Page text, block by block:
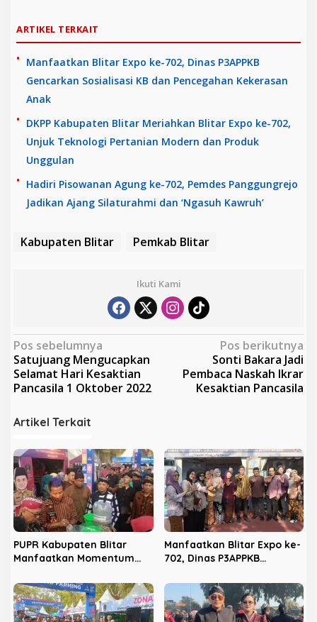
ARTIKEL TERKAIT
Manfaatkan Blitar Expo ke-702, Dinas P3APPKB
Gencarkan Sosialisasi KB dan Pencegahan Kekerasan
Anak
DKPP Kabupaten Blitar Meriahkan Blitar Expo ke-702,
Unjuk Teknologi Pertanian Modern dan Produk
Unggulan
Hadiri Pisowanan Agung ke-702, Pemdes Panggungrejo
Jadikan Ajang Silaturahmi dan ‘Ngasuh Kawruh’
Kabupaten Blitar Pemkab Blitar
Ikuti Kami
N
a
v
g
a
s
i
p
o
s
Pos sebelumnya
Satujuang Mengucapkan
Selamat Hari Kesaktian
Pancasila 1 Oktober 2022
Pos berikutnya
Sonti Bakara Jadi
Pembaca Naskah Ikrar
Kesaktian Pancasila
Artikel Terkait
PUPR Kabupaten Blitar
Manfaatkan Momentum
Dekatkan Pelayanan Publik
Manfaatkan Blitar Expo ke-
702, Dinas P3APPKB
dan Pencegahan
Kekerasan Anak